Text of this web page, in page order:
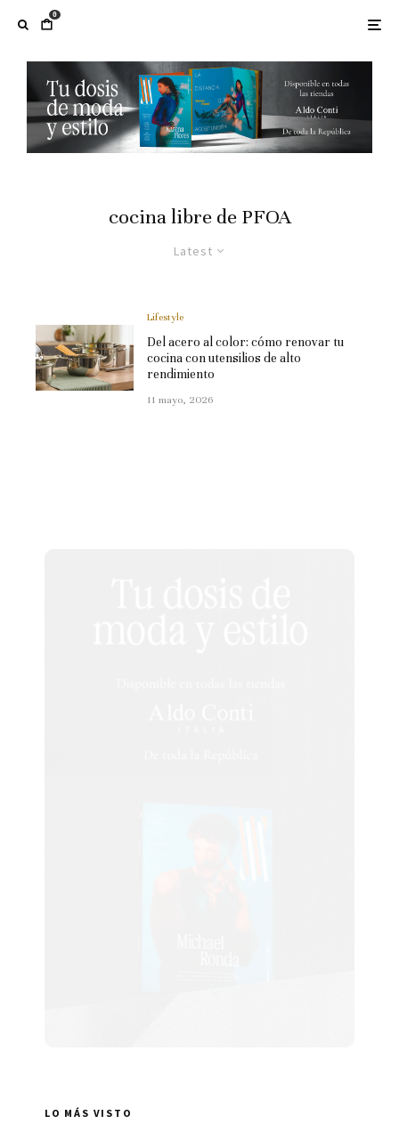
0
cocina libre de PFOA
Latest
Lifestyle
Del acero al color: cómo renovar tu
cocina con utensilios de alto
rendimiento
11 mayo, 2026
LO MÁS VISTO